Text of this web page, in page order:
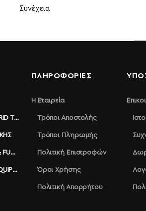
Συνέχεια
ΕΞΟΠΛΙΣΜΌΣ HYBRID TRAINING
CROSS TRAINING & FUNCTIONAL
OUTDOOR GYM EQUIPMENT
ΠΛΗΡΟΦΟΡΊΕΣ
Η Εταιρεία
Τρόποι Αποστολής
Τρόποι Πληρωμής
Πολιτική Επιστροφών
Όροι Χρήσης
Πολιτική Απορρήτου